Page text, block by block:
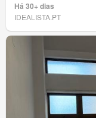
Há 30+ dias
IDEALISTA.PT